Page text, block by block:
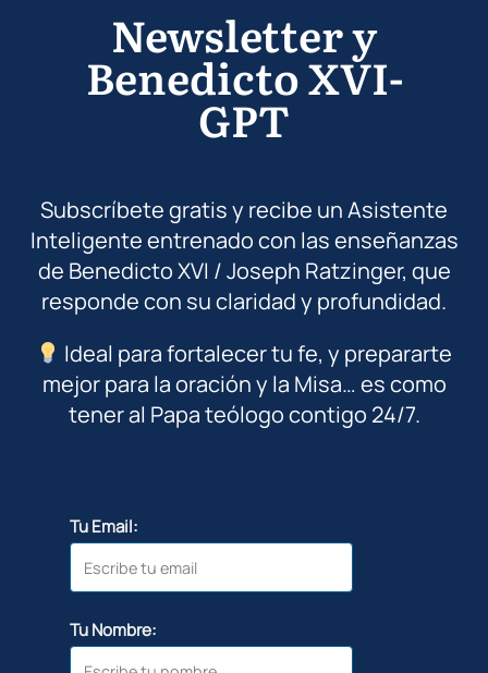
Newsletter y
Benedicto XVI-
GPT
Subscríbete gratis y recibe un Asistente
Inteligente entrenado con las enseñanzas
de Benedicto XVI / Joseph Ratzinger, que
responde con su claridad y profundidad.
Ideal para fortalecer tu fe, y prepararte
mejor para la oración y la Misa… es como
tener al Papa teólogo contigo 24/7.
Tu Email:
Tu Nombre: